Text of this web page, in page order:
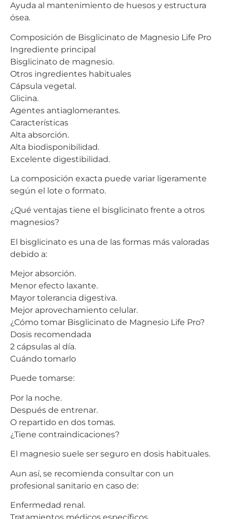
Ayuda al mantenimiento de huesos y estructura
ósea.
Composición de Bisglicinato de Magnesio Life Pro
Ingrediente principal
Bisglicinato de magnesio.
Otros ingredientes habituales
Cápsula vegetal.
Glicina.
Agentes antiaglomerantes.
Características
Alta absorción.
Alta biodisponibilidad.
Excelente digestibilidad.
La composición exacta puede variar ligeramente
según el lote o formato.
¿Qué ventajas tiene el bisglicinato frente a otros
magnesios?
El bisglicinato es una de las formas más valoradas
debido a:
Mejor absorción.
Menor efecto laxante.
Mayor tolerancia digestiva.
Mejor aprovechamiento celular.
¿Cómo tomar Bisglicinato de Magnesio Life Pro?
Dosis recomendada
2 cápsulas al día.
Cuándo tomarlo
Puede tomarse:
Por la noche.
Después de entrenar.
O repartido en dos tomas.
¿Tiene contraindicaciones?
El magnesio suele ser seguro en dosis habituales.
Aun así, se recomienda consultar con un
profesional sanitario en caso de:
Enfermedad renal.